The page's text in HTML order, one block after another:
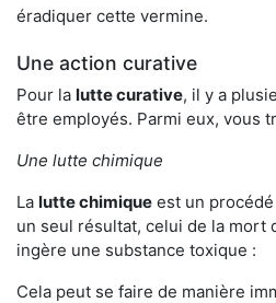
éradiquer cette vermine.
Une action curative
Pour la lutte curative, il y a
être employés. Parmi eux, vous
Une lutte chimique
La lutte chimique est un
un seul résultat, celui de la mort
ingère une substance toxique :
Cela peut se faire de manière